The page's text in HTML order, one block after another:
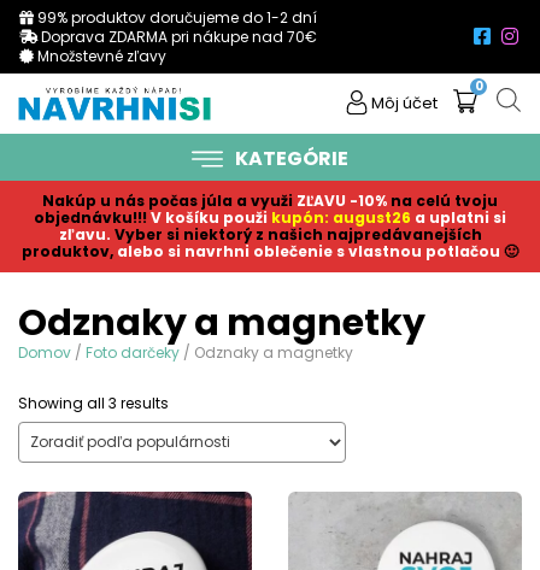
99% produktov doručujeme do 1-2 dní
Doprava ZDARMA pri nákupe nad 70€
Množstevné zľavy
Môj účet
0
KATEGÓRIE
Nakúp u nás počas júla a využi ZĽAVU -10% na celú tvoju
objednávku!!! V košíku použi kupón: august26 a uplatni si
zľavu. Vyber si niektorý z našich najpredávanejších
produktov, alebo si navrhni oblečenie s vlastnou potlačou 🙂
Odznaky a magnetky
Domov / Foto darčeky / Odznaky a magnetky
Showing all 3 results
by
popularity